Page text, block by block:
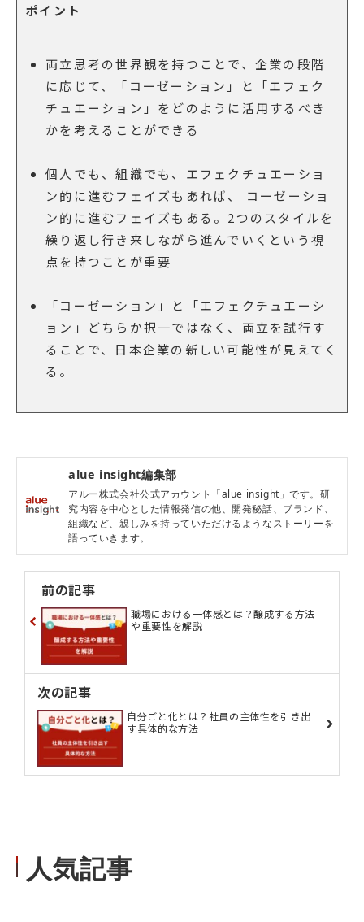
ポイント
両立思考の世界観を持つことで、企業の段階
に応じて、「コーゼーション」と「エフェク
チュエーション」をどのように活用するべき
かを考えることができる
個人でも、組織でも、エフェクチュエーショ
ン的に進むフェイズもあれば、 コーゼーショ
ン的に進むフェイズもある。2つのスタイルを
繰り返し行き来しながら進んでいくという視
点を持つことが重要
「コーゼーション」と「エフェクチュエーシ
ョン」どちらか択一ではなく、両立を試行す
ることで、日本企業の新しい可能性が見えてく
る。
alue insight編集部
アルー株式会社公式アカウント「alue insight」です。研
究内容を中心とした情報発信の他、開発秘話、ブランド、
組織など、親しみを持っていただけるようなストーリーを
語っていきます。
前の記事
職場における一体感とは？醸成する方法
や重要性を解説
次の記事
自分ごと化とは？社員の主体性を引き出
す具体的な方法
人気記事